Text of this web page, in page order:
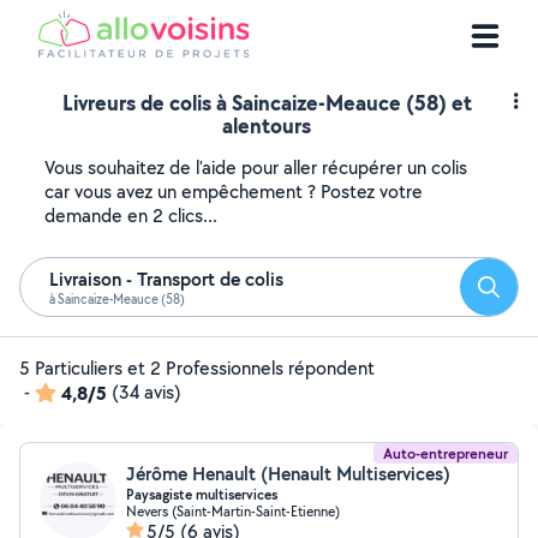
Livreurs de colis à Saincaize-Meauce (58) et
alentours
Vous souhaitez de l'aide pour aller récupérer un colis
car vous avez un empêchement ? Postez votre
demande en 2 clics...
Livraison - Transport de colis
à Saincaize-Meauce (58)
5 Particuliers et 2 Professionnels répondent
-
4,8/5 (34 avis)
Auto-entrepreneur
Jérôme Henault (Henault Multiservices)
Paysagiste multiservices
Nevers (Saint-Martin-Saint-Etienne)
5/5 (6 avis)